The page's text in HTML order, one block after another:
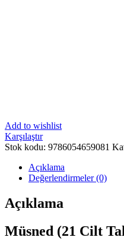
Add to wishlist
Karşılaştır
Stok kodu: 9786054659081
Açıklama
Değerlendirmeler (0)
Açıklama
Müsned (21 Cilt